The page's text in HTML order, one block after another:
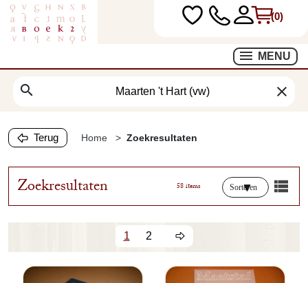
(0)
MENU
search clear
Terug Home Zoekresultaten
Zoekresultaten 58 items Sorteren
1 2